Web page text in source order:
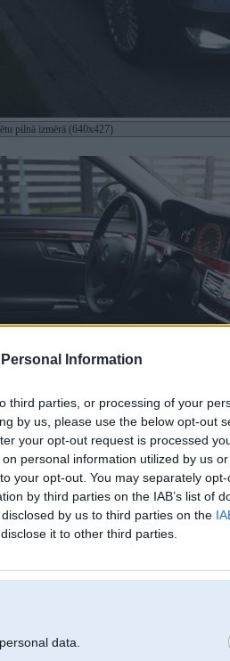
Information
third parties, or processing of your
by us, please use the below opt-out
your opt-out request is processed
personal information utilized by us
your opt-out. You may separately
by third parties on the IAB’s list of
by us to third parties on the
it to other third parties.
data.
pilnā izmērā (640x427)
pilnā izmērā (640x427)